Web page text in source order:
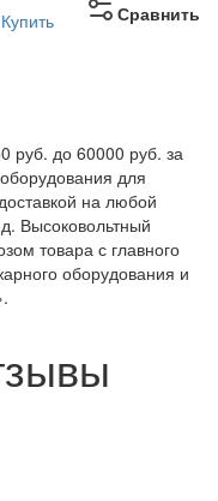
Сравнить
Купить
руб. до 60000 руб. за
для
на любой
Высоковольтный
товара с главного
оборудования и